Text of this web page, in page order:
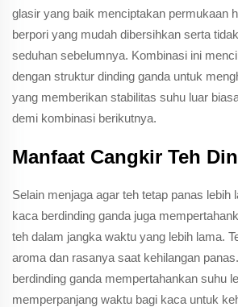
glasir yang baik menciptakan permukaan
berpori yang mudah dibersihkan serta
seduhan sebelumnya. Kombinasi ini
dengan struktur dinding ganda untuk
yang memberikan stabilitas suhu luar
demi kombinasi berikutnya.
Manfaat Cangkir Teh
Selain menjaga agar teh tetap panas lebih
kaca berdinding ganda juga
teh dalam jangka waktu yang lebih lama.
aroma dan rasanya saat kehilangan
berdinding ganda mempertahankan suhu
memperpanjang waktu bagi kaca untuk